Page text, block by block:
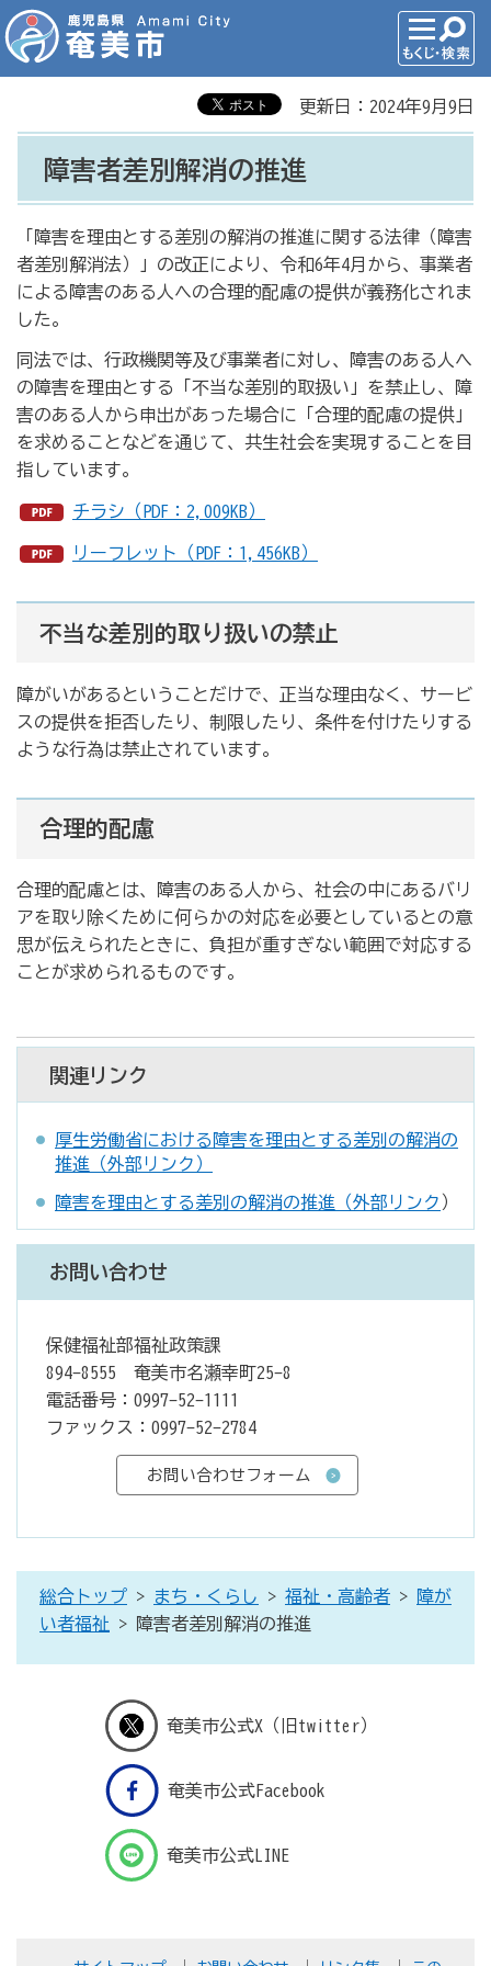
更新日：2024年9月9日
障害者差別解消の推進
「障害を理由とする差別の解消の推進に関する法律（障害
者差別解消法）」の改正により、令和6年4月から、事業者
による障害のある人への合理的配慮の提供が義務化されま
した。
同法では、行政機関等及び事業者に対し、障害のある人へ
の障害を理由とする「不当な差別的取扱い」を禁止し、障
害のある人から申出があった場合に「合理的配慮の提供」
を求めることなどを通じて、共生社会を実現することを目
指しています。
チラシ（PDF：2,009KB）
リーフレット（PDF：1,456KB）
不当な差別的取り扱いの禁止
障がいがあるということだけで、正当な理由なく、サービ
スの提供を拒否したり、制限したり、条件を付けたりする
ような行為は禁止されています。
合理的配慮
合理的配慮とは、障害のある人から、社会の中にあるバリ
アを取り除くために何らかの対応を必要としているとの意
思が伝えられたときに、負担が重すぎない範囲で対応する
ことが求められるものです。
関連リンク
厚生労働省における障害を理由とする差別の解消の
推進（外部リンク）
障害を理由とする差別の解消の推進（外部リンク ）
お問い合わせ
保健福祉部福祉政策課
894-8555 奄美市名瀬幸町25-8
電話番号：0997-52-1111
ファックス：0997-52-2784
総合トップ > まち・くらし > 福祉・高齢者 >
障が
い者福祉 > 障害者差別解消の推進
奄美市公式X（旧twitter）
奄美市公式Facebook
奄美市公式LINE